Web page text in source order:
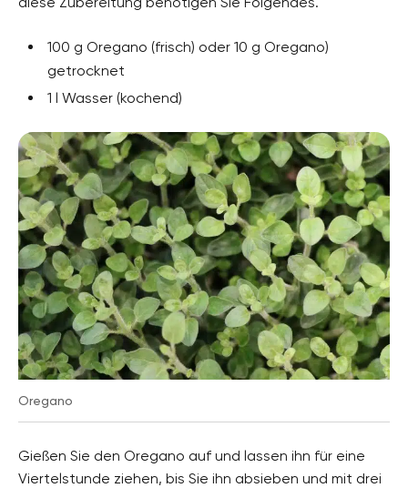
100 g Oregano (frisch) oder 10 g Oregano)
getrocknet
1 l Wasser (kochend)
Oregano
Gießen Sie den Oregano auf und lassen ihn für eine
Viertelstunde ziehen, bis Sie ihn absieben und mit drei